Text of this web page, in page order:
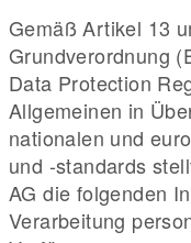
Gemäß Artikel 13
Grundverordnung
Data Protection
Allgemeinen in
nationalen und
und -standards
AG die folgenden
Verarbeitung